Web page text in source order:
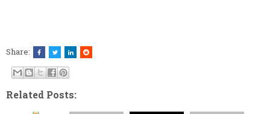
Share:
Related Posts: